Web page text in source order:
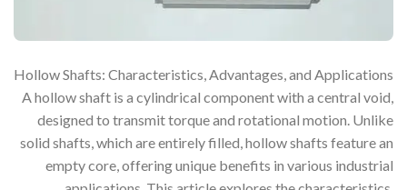
Hollow Shafts: Characteristics, Advantages, and Applications
A hollow shaft is a cylindrical component with a central void,
designed to transmit torque and rotational motion. Unlike
solid shafts, which are entirely filled, hollow shafts feature an
empty core, offering unique benefits in various industrial